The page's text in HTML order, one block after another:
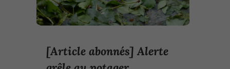
[Article abonnés] Alerte